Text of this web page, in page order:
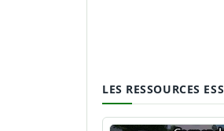
LES RESSOURCES